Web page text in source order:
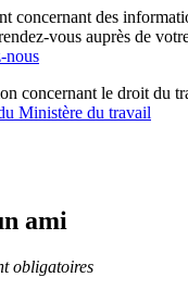
concernant des
vous auprès de
nous
concernant le droit du
Ministère du travail
ami
obligatoires